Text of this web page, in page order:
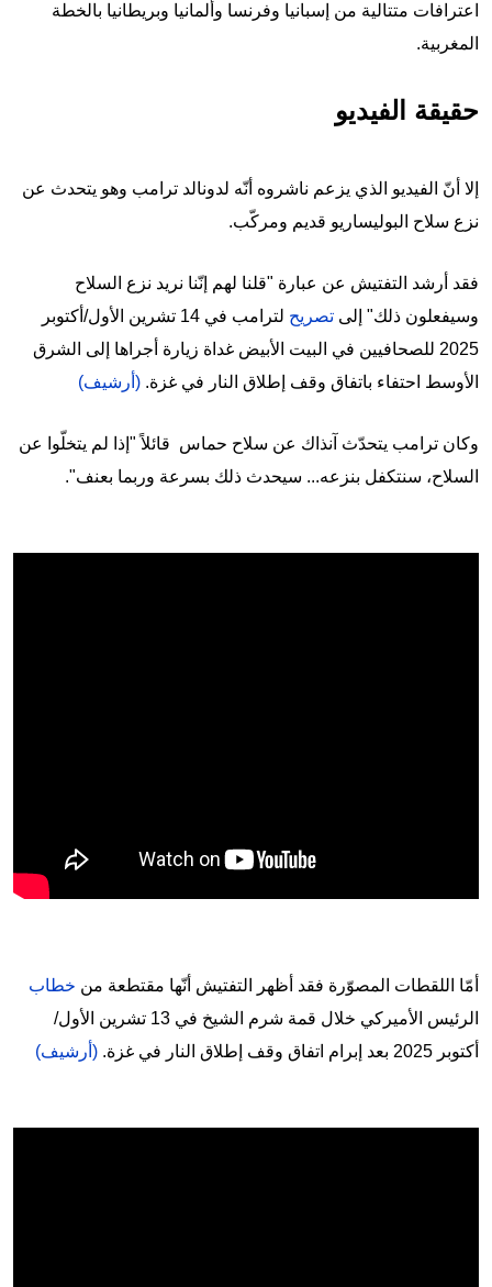
اعترافات متتالية من إسبانيا وفرنسا وألمانيا وبريطانيا بالخطة
المغربية.
حقيقة الفيديو
إلا أنّ الفيديو الذي يزعم ناشروه أنّه لدونالد ترامب وهو يتحدث عن
نزع سلاح البوليساريو قديم ومركّب.
فقد أرشد التفتيش عن عبارة "قلنا لهم إنّنا نريد نزع السلاح
وسيفعلون ذلك" إلى تصريح
لترامب في 14 تشرين الأول/أكتوبر
2025 للصحافيين في البيت الأبيض غداة زيارة أجراها إلى الشرق
الأوسط احتفاء باتفاق وقف إطلاق النار في غزة. (أرشيف)
وكان ترامب يتحدّث آنذاك عن سلاح حماس قائلاً "إذا لم يتخلّوا عن
السلاح، سنتكفل بنزعه... سيحدث ذلك بسرعة وربما بعنف".
أمّا اللقطات المصوّرة فقد أظهر التفتيش أنّها مقتطعة من خطاب
الرئيس الأميركي خلال قمة شرم الشيخ في 13 تشرين الأول/
أكتوبر 2025 بعد إبرام اتفاق وقف إطلاق النار في غزة.
(أرشيف)